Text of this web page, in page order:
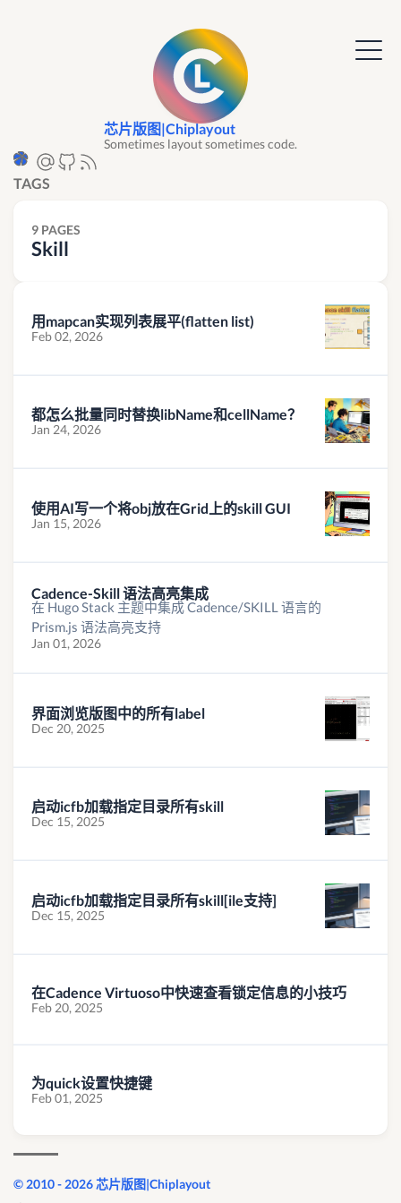
芯片版图|Chiplayout
Sometimes layout sometimes code.
TAGS
9 PAGES
Skill
用mapcan实现列表展平(flatten list)
Feb 02, 2026
都怎么批量同时替换libName和cellName？
Jan 24, 2026
使用AI写一个将obj放在Grid上的skill GUI
Jan 15, 2026
Cadence-Skill 语法高亮集成
在 Hugo Stack 主题中集成 Cadence/SKILL 语言的
Prism.js 语法高亮支持
Jan 01, 2026
界面浏览版图中的所有label
Dec 20, 2025
启动icfb加载指定目录所有skill
Dec 15, 2025
启动icfb加载指定目录所有skill[ile支持]
Dec 15, 2025
在Cadence Virtuoso中快速查看锁定信息的小技巧
Feb 20, 2025
为quick设置快捷键
Feb 01, 2025
© 2010 - 2026 芯片版图|Chiplayout